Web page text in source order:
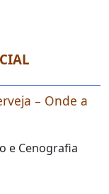
– Onde a
e Cenografia